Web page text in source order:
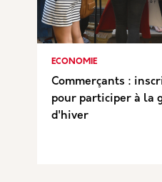
ECONOMIE
Commerçants :
pour participer à la
d'hiver